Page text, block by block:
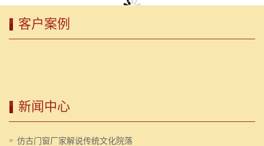
客户案例
新闻中心
仿古门窗厂家解说传统文化院落